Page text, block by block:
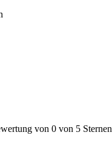
von 0 von 5 Sternen